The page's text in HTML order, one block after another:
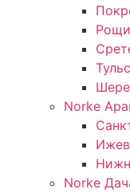
Norke
Norke